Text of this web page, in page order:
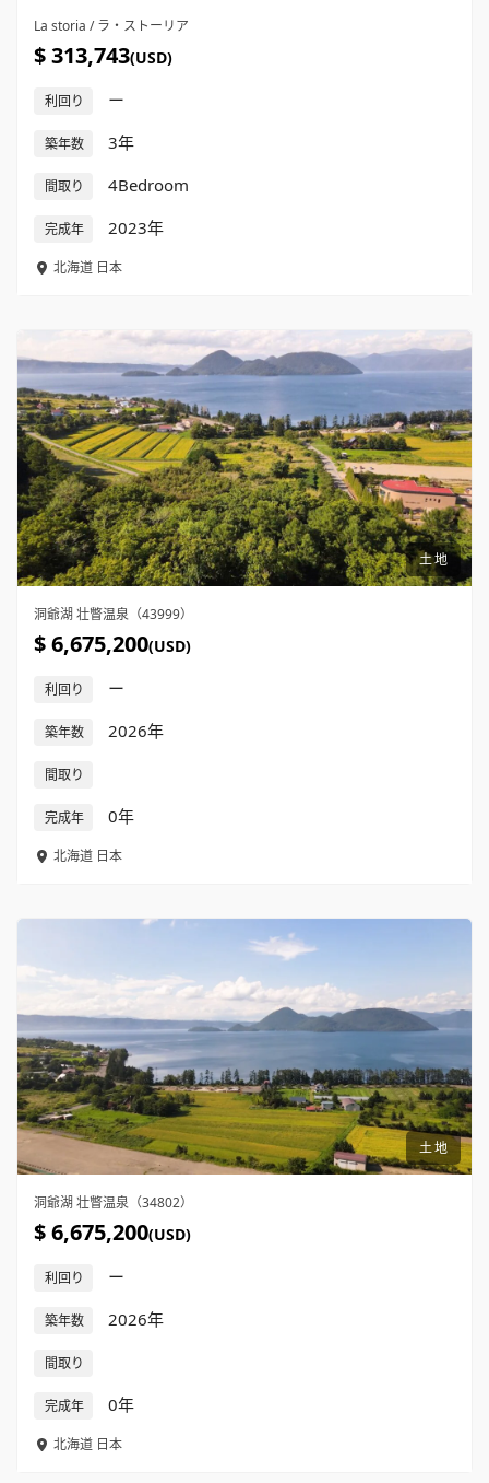
La storia / ラ・ストーリア
$ 313,743(USD)
利回り ー
築年数 3年
間取り 4Bedroom
完成年 2023年
北海道 日本
土地
洞爺湖 壮瞥温泉（43999）
$ 6,675,200(USD)
利回り ー
築年数 2026年
間取り
完成年 0年
北海道 日本
土地
洞爺湖 壮瞥温泉（34802）
$ 6,675,200(USD)
利回り ー
築年数 2026年
間取り
完成年 0年
北海道 日本